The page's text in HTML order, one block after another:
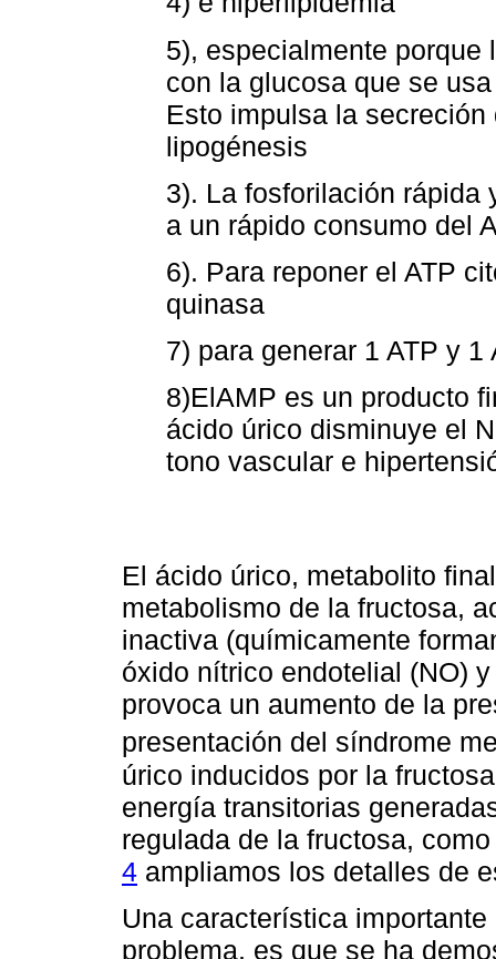
5), especialmente porque
con la glucosa que se
Esto impulsa la
lipogénesis
3). La fosforilación rápida
a un rápido consumo del
6). Para reponer el ATP
quinasa
7) para generar 1 ATP y
8)ElAMP es un producto
ácido úrico disminuye el
tono vascular e
El ácido úrico, metabolito
metabolismo de la fructosa,
inactiva (químicamente
óxido nítrico endotelial (NO)
provoca un aumento de la
presentación del síndrome
úrico inducidos por la
energía transitorias
regulada de la fructosa,
4 ampliamos los detalles de
Una característica
problema, es que se ha